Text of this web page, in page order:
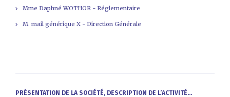
Mme Daphné WOTHOR - Réglementaire
M. mail générique X - Direction Générale
PRÉSENTATION DE LA SOCIÉTÉ, DESCRIPTION DE L’ACTIVITÉ...